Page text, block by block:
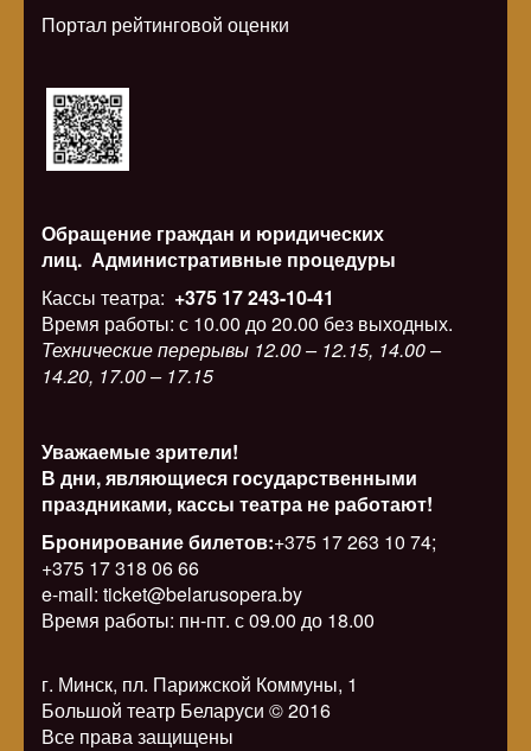
Портал рейтинговой оценки
Обращение граждан и юридических
лиц. Административные процедуры
Кассы театра: +375 17 243-10-41
Время работы: с 10.00 до 20.00 без выходных.
Технические перерывы 12.00 – 12.15, 14.00 –
14.20, 17.00 – 17.15
Уважаемые зрители!
В дни, являющиеся государственными
праздниками, кассы театра не работают!
Бронирование билетов:+375 17 263 10 74;
+375 17 318 06 66
e-mail: ticket@belarusopera.by
Время работы: пн-пт. с 09.00 до 18.00
г. Минск, пл. Парижской Коммуны, 1
Большой театр Беларуси © 2016
Все права защищены